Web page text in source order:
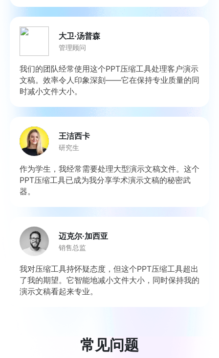
大卫·汤普森
管理顾问
我们的团队经常使用这个PPT压缩工具处理客户演示
文稿。效率令人印象深刻——它在保持专业质量的同
时减小文件大小。
王洁西卡
研究生
作为学生，我经常需要处理大型演示文稿文件。这个
PPT压缩工具已成为我分享学术演示文稿的秘密武
器。
迈克尔·加西亚
销售总监
我对压缩工具持怀疑态度，但这个PPT压缩工具超出
了我的期望。它智能地减小文件大小，同时保持我的
演示文稿看起来专业。
常见问题